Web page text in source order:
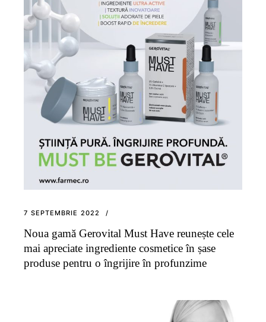
7 SEPTEMBRIE 2022
Noua gamă Gerovital Must Have reunește cele
mai apreciate ingrediente cosmetice în șase
produse pentru o îngrijire în profunzime